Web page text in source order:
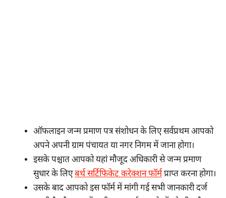
ऑफलाइन जन्म प्रमाण पत्र संशोधन के लिए सर्वप्रथम आपको
अपने अपनी ग्राम पंचायत या नगर निगम में जाना होगा।
इसके पश्चात आपको यहां मौजूद अधिकारी से जन्म प्रमाण
सुधार के लिएबर्थ सर्टिफिकेट करेक्शन फॉर्मप्राप्त करना होगा।
उसके बाद आपको इस फॉर्म में मांगी गई सभी जानकारी दर्ज